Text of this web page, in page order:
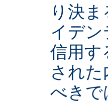
り決
イデ
信用す
され
べきで